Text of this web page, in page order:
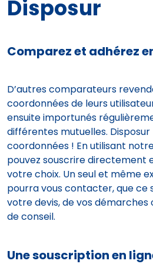
Disposur
Comparez et adhérez
D’autres comparateurs
coordonnées de leurs
ensuite importunés
différentes mutuelles.
coordonnées ! En utilisant
pouvez souscrire directement
votre choix. Un seul et même
pourra vous contacter, que ce
votre devis, de vos
de conseil.
Une souscription en